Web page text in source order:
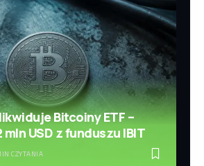
Bitcoiny ETF –
mln USD z funduszu IBIT
CZYTANIA